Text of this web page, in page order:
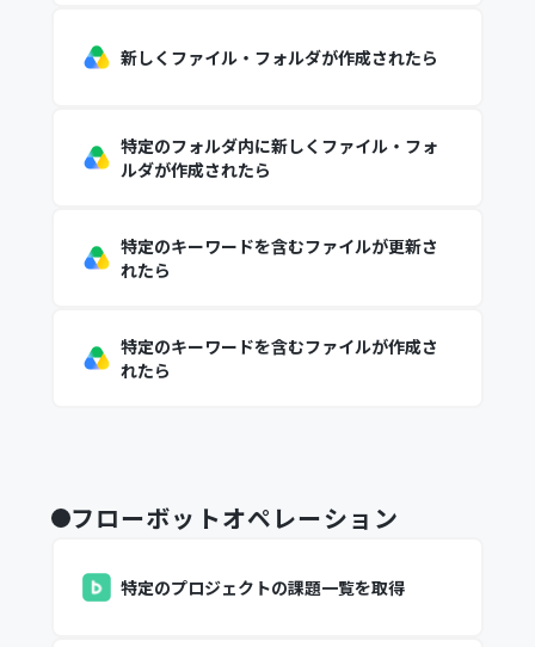
新しくファイル・フォルダが作成されたら
特定のフォルダ内に新しくファイル・フォ
ルダが作成されたら
特定のキーワードを含むファイルが更新さ
れたら
特定のキーワードを含むファイルが作成さ
れたら
フローボットオペレーション
特定のプロジェクトの課題一覧を取得